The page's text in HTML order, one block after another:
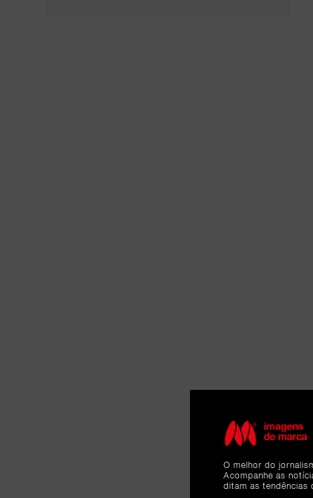
O melhor do
Acompanhe as
ditam as tendências